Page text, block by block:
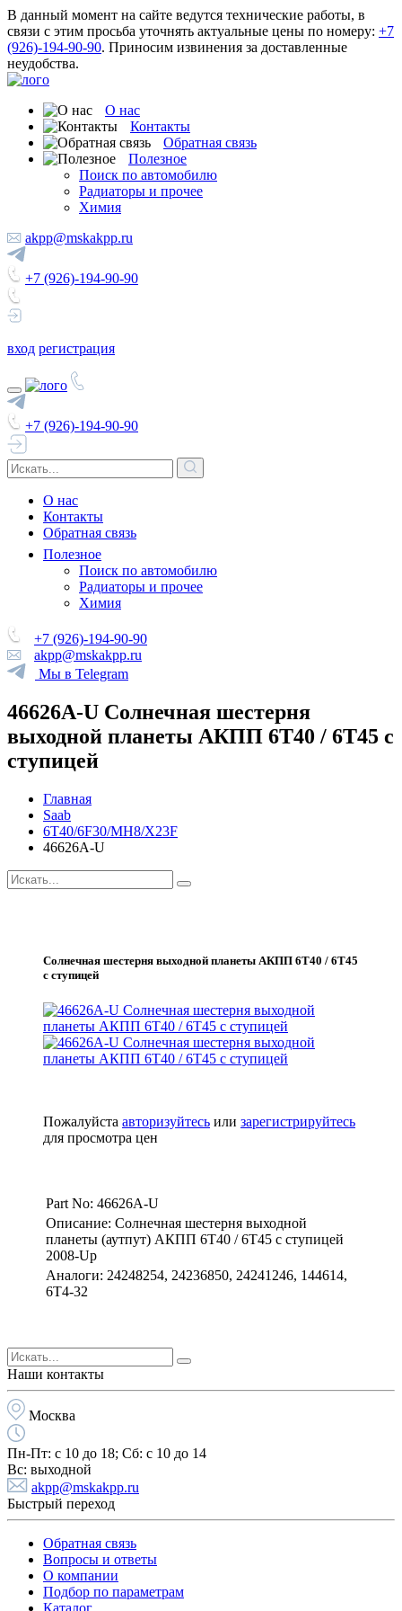
В данный момент на сайте ведутся технические работы, в
связи с этим просьба уточнять актуальные цены по номеру: +7
(926)-194-90-90. Приносим извинения за доставленные
неудобства.
О нас
Контакты
Обратная связь
Полезное
Поиск по автомобилю
Радиаторы и прочее
Химия
akpp@mskakpp.ru
+7 (926)-194-90-90
вход регистрация
+7 (926)-194-90-90
О нас
Контакты
Обратная связь
Полезное
Поиск по автомобилю
Радиаторы и прочее
Химия
+7 (926)-194-90-90
akpp@mskakpp.ru
Мы в Telegram
46626A-U Солнечная шестерня
выходной планеты АКПП 6Т40 / 6Т45 с
ступицей
Главная
Saab
6T40/6F30/MH8/X23F
46626A-U
Солнечная шестерня выходной планеты АКПП 6Т40 / 6Т45
с ступицей
Пожалуйста авторизуйтесь или зарегистрируйтесь
для просмотра цен
Part No: 46626A-U
Описание: Солнечная шестерня выходной
планеты (аутпут) АКПП 6Т40 / 6Т45 с ступицей
2008-Up
Аналоги: 24248254, 24236850, 24241246, 144614,
6T4-32
Наши контакты
Москва
Пн-Пт: с 10 до 18; Cб: с 10 до 14
Вс: выходной
akpp@mskakpp.ru
Быстрый переход
Обратная связь
Вопросы и ответы
О компании
Подбор по параметрам